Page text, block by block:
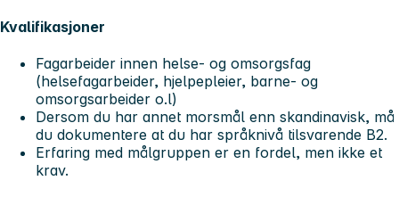
Kvalifikasjoner
Fagarbeider innen helse- og omsorgsfag
(helsefagarbeider, hjelpepleier, barne- og
omsorgsarbeider o.l)
Dersom du har annet morsmål enn skandinavisk, må
du dokumentere at du har språknivå tilsvarende B2.
Erfaring med målgruppen er en fordel, men ikke et
krav.